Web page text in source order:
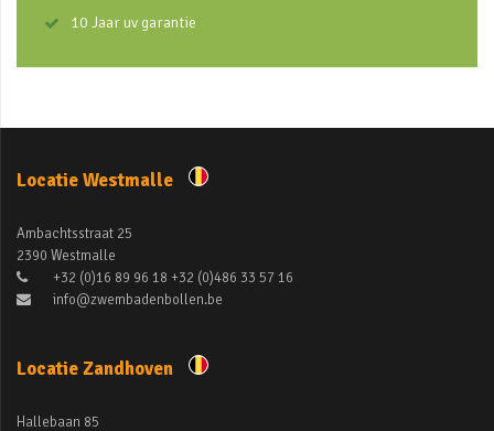
10 Jaar uv garantie
Locatie Westmalle
Ambachtsstraat 25
2390 Westmalle
+32 (0)16 89 96 18 +32 (0)486 33 57 16
info@zwembadenbollen.be
Locatie Zandhoven
Hallebaan 85